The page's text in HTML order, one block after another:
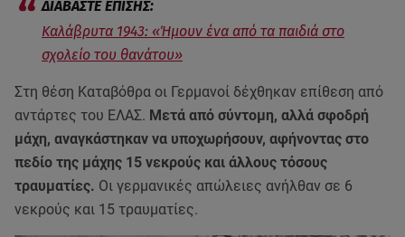
Καλάβρυτα 1943: «Ήμουν ένα από τα παιδιά στο
σχολείο του θανάτου»
Στη θέση Καταβόθρα οι Γερμανοί δέχθηκαν επίθεση από
αντάρτες του ΕΛΑΣ. Μετά από σύντομη, αλλά σφοδρή
μάχη, αναγκάστηκαν να υποχωρήσουν, αφήνοντας στο
πεδίο της μάχης 15 νεκρούς και άλλους τόσους
τραυματίες. Οι γερμανικές απώλειες ανήλθαν σε 6
νεκρούς και 15 τραυματίες.